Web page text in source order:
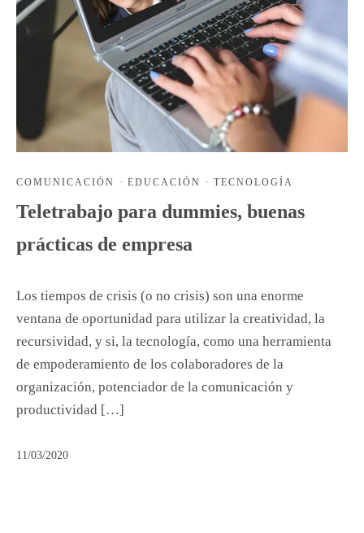
COMUNICACIÓN · EDUCACIÓN · TECNOLOGÍA
Teletrabajo para dummies, buenas
prácticas de empresa
Los tiempos de crisis (o no crisis) son una enorme
ventana de oportunidad para utilizar la creatividad, la
recursividad, y si, la tecnología, como una herramienta
de empoderamiento de los colaboradores de la
organización, potenciador de la comunicación y
productividad […]
11/03/2020